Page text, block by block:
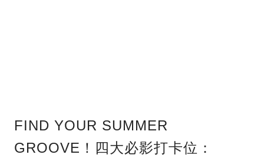
FIND YOUR SUMMER
GROOVE！四大必影打卡位：